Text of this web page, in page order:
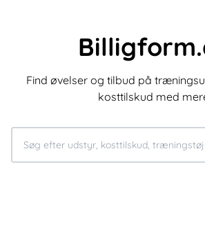
Find øvelser og tilbud på
kosttilskud med